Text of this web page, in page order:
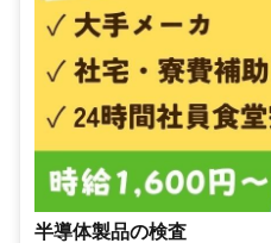
半導体製品の検査